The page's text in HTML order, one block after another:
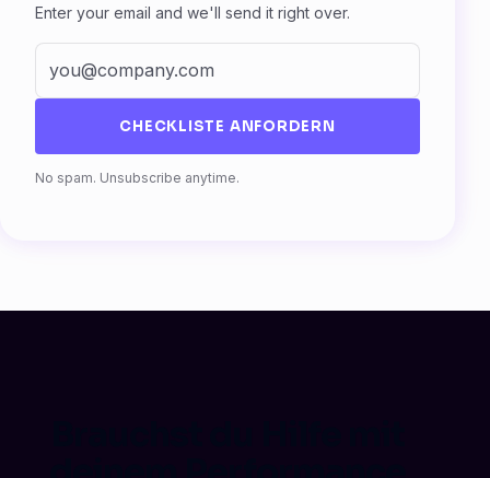
Enter your email and we'll send it right over.
CHECKLISTE ANFORDERN
Fax
No spam. Unsubscribe anytime.